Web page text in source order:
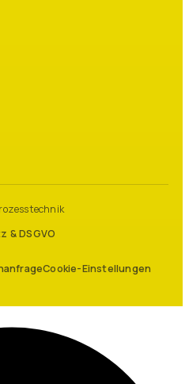
& DSGVO
Cookie-Einstellungen